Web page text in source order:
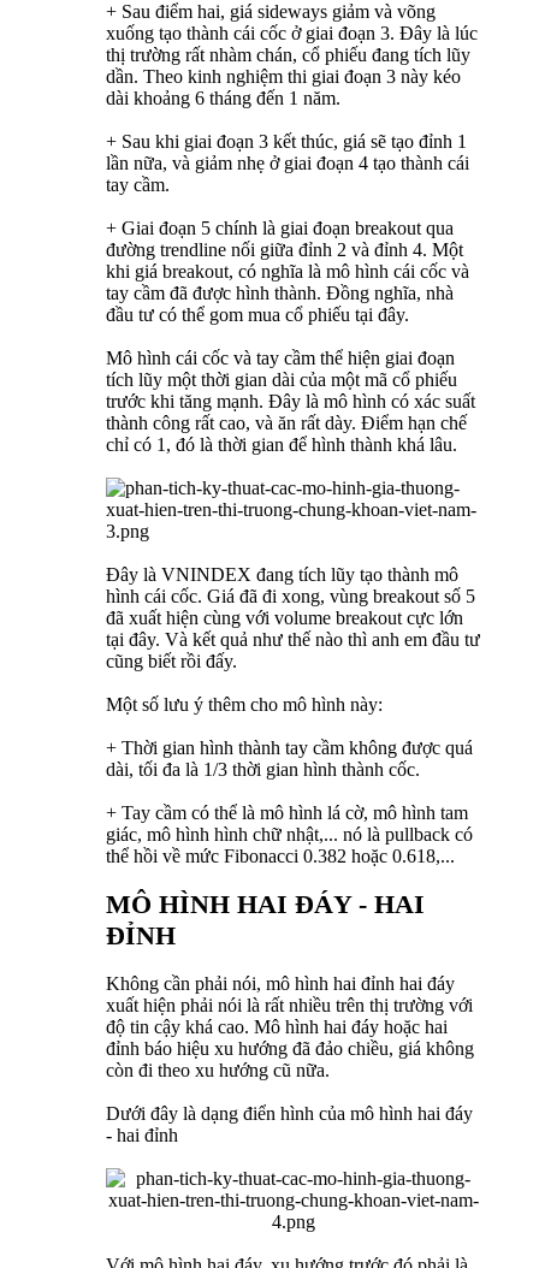
+ Sau điểm hai, giá sideways giảm và võng
xuống tạo thành cái cốc ở giai đoạn 3. Đây là lúc
thị trường rất nhàm chán, cổ phiếu đang tích lũy
dần. Theo kinh nghiệm thi giai đoạn 3 này kéo
dài khoảng 6 tháng đến 1 năm.
+ Sau khi giai đoạn 3 kết thúc, giá sẽ tạo đỉnh 1
lần nữa, và giảm nhẹ ở giai đoạn 4 tạo thành cái
tay cầm.
+ Giai đoạn 5 chính là giai đoạn breakout qua
đường trendline nối giữa đỉnh 2 và đỉnh 4. Một
khi giá breakout, có nghĩa là mô hình cái cốc và
tay cầm đã được hình thành. Đồng nghĩa, nhà
đầu tư có thể gom mua cổ phiếu tại đây.
Mô hình cái cốc và tay cầm thể hiện giai đoạn
tích lũy một thời gian dài của một mã cổ phiếu
trước khi tăng mạnh. Đây là mô hình có xác suất
thành công rất cao, và ăn rất dày. Điểm hạn chế
chỉ có 1, đó là thời gian để hình thành khá lâu.
Đây là VNINDEX đang tích lũy tạo thành mô
hình cái cốc. Giá đã đi xong, vùng breakout số 5
đã xuất hiện cùng với volume breakout cực lớn
tại đây. Và kết quả như thế nào thì anh em đầu tư
cũng biết rồi đấy.
Một số lưu ý thêm cho mô hình này:
+ Thời gian hình thành tay cầm không được quá
dài, tối đa là 1/3 thời gian hình thành cốc.
+ Tay cầm có thể là mô hình lá cờ, mô hình tam
giác, mô hình hình chữ nhật,... nó là pullback có
thể hồi về mức Fibonacci 0.382 hoặc 0.618,...
MÔ HÌNH HAI ĐÁY - HAI
ĐỈNH
Không cần phải nói, mô hình hai đỉnh hai đáy
xuất hiện phải nói là rất nhiều trên thị trường với
độ tin cậy khá cao. Mô hình hai đáy hoặc hai
đỉnh báo hiệu xu hướng đã đảo chiều, giá không
còn đi theo xu hướng cũ nữa.
Dưới đây là dạng điển hình của mô hình hai đáy
- hai đỉnh